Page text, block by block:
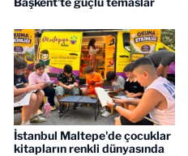
İstanbul Maltepe'de çocuklar
kitapların renkli dünyasında